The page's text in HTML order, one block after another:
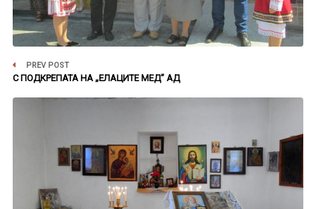
PREV POST
С ПОДКРЕПАТА НА „ЕЛАЦИТЕ МЕД” АД